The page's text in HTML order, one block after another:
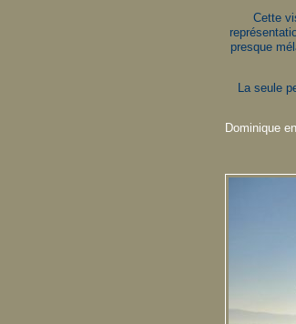
Cette
presque
La seule
Dominique